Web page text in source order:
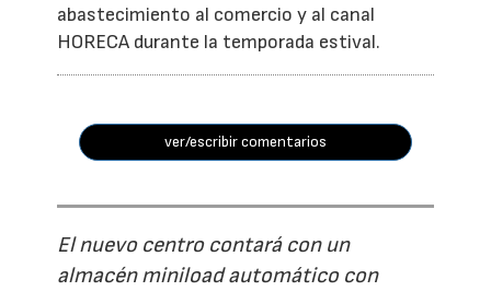
abastecimiento al comercio y al canal
HORECA durante la temporada estival.
ver/escribir comentarios
El nuevo centro contará con un
almacén miniload automático con